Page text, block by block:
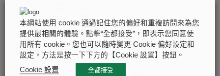
針
的
色
調
獨
塗
上
夜
光
冊
商
標
名
稱。
能
有
限。
唯
本網站使用 cookie 通過記住您的偏好和重複訪問來為您
提供最相關的體驗。點擊“全都接受”，即表示您同意使
用所有 cookie。您也可以隨時變更 Cookie 偏好設定和
設定，方法是按一下下方的【Cookie 設置】按鈕。
Cookie 設置
全都接受